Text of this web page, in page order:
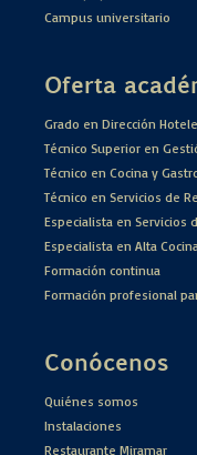
Campus universitario
Oferta
Grado en Dirección
Técnico Superior en
Técnico en Cocina y
Técnico en Servicios de
Especialista en Servicios
Especialista en Alta
Formación continua
Formación profesional
Conócenos
Quiénes somos
Instalaciones
Restaurante Miramar